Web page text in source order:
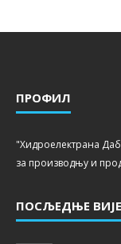
ПРОФИЛ
"Хидроелектрана
за производњу и
ПОСЉЕДЊЕ